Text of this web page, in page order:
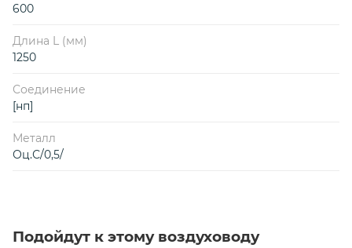
600
Длина L (мм)
1250
Соединение
[нп]
Металл
Оц.С/0,5/
Подойдут к этому воздуховоду